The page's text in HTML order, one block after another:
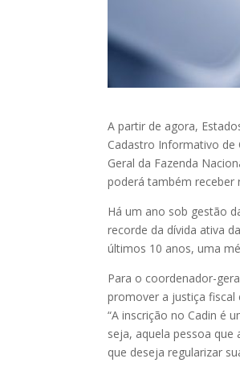
A partir de agora,
Cadastro Informativo de
Geral da Fazenda
poderá também receber
Há um ano sob gestão
recorde da dívida ativa
últimos 10 anos, uma
Para o coordenador-
promover a justiça fiscal
“A inscrição no Cadin é
seja, aquela pessoa
que deseja regularizar